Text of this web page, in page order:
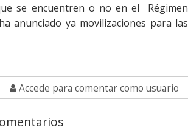
se encuentren o no en el Régimen
anunciado ya movilizaciones para las
Accede para comentar como usuario